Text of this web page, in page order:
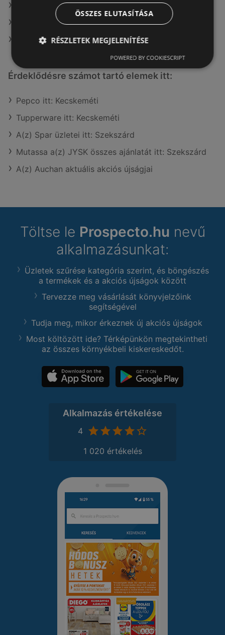
A(z) Ecofamily ajánlatai
A(z) Interspar ajánlatai
A(z) Lidl ajánlatai
Érdeklődésre számot tartó elemek itt:
Pepco itt: Kecskeméti
Tupperware itt: Kecskeméti
A(z) Spar üzletei itt: Szekszárd
Mutassa a(z) JYSK összes ajánlatát itt: Szekszárd
A(z) Auchan aktuális akciós újságjai
Töltse le Prospecto.hu nevű
alkalmazásunkat:
Üzletek szűrése kategória szerint, és böngészés
a termékek és a akciós újságok között
Tervezze meg vásárlását könyvjelzőink
segítségével
Tudja meg, mikor érkeznek új akciós újságok
Most költözött ide? Térképünkön megtekintheti
az összes környékbeli kiskereskedőt.
Alkalmazás értékelése
4
1 020 értékelés
ÖSSZES ELUTASÍTÁSA
RÉSZLETEK MEGJELENÍTÉSE
POWERED BY COOKIESCRIPT